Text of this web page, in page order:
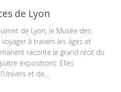
de Lyon
de Lyon, le Musée des
à travers les âges et
raconte le grand récit du
expositions. Elles
et de...